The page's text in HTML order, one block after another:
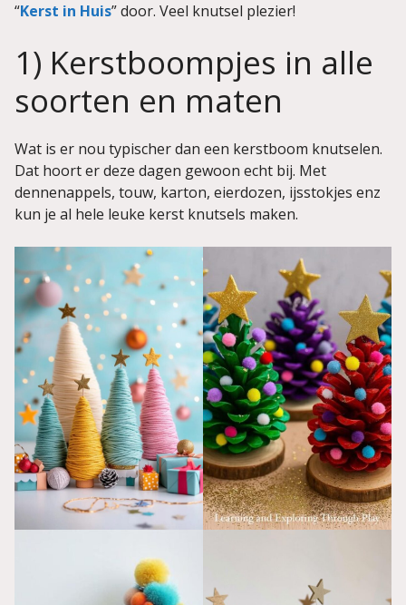
“Kerst in Huis” door. Veel knutsel plezier!
1) Kerstboompjes in alle
soorten en maten
Wat is er nou typischer dan een kerstboom knutselen.
Dat hoort er deze dagen gewoon echt bij. Met
dennenappels, touw, karton, eierdozen, ijsstokjes enz
kun je al hele leuke kerst knutsels maken.